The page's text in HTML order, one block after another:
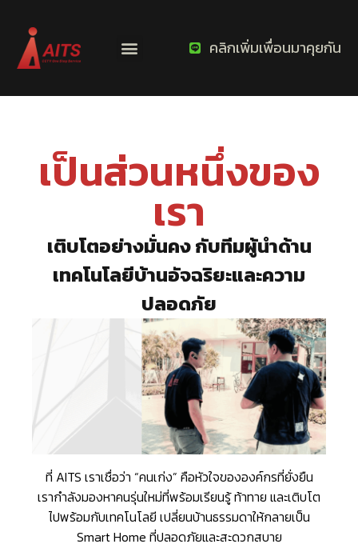
คลิกเพิ่มเพื่อนมาคุยกัน
เป็นส่วนหนึ่งของ
เรา
เติบโตอย่างมั่นคง กับทีมผู้นำด้าน
เทคโนโลยีบ้านอัจฉริยะและความ
ปลอดภัย
ที่ AITS เราเชื่อว่า “คนเก่ง” คือหัวใจขององค์กรที่ยั่งยืน
เรากำลังมองหาคนรุ่นใหม่ที่พร้อมเรียนรู้ ท้าทาย และเติบโต
ไปพร้อมกับเทคโนโลยี เปลี่ยนบ้านธรรมดาให้กลายเป็น
Smart Home ที่ปลอดภัยและสะดวกสบาย